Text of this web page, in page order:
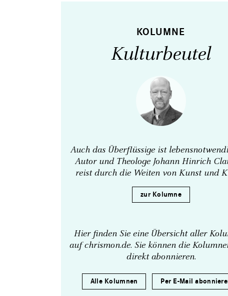
KOLUMNE
Kulturbeutel
Auch das Überflüssige ist
Autor und Theologe Johann Hinrich
reist durch die Weiten von Kunst und
zur Kolumne
Hier finden Sie eine Übersicht aller
auf chrismon.de. Sie können die
direkt abonnieren.
Alle Kolumnen Per E-Mail